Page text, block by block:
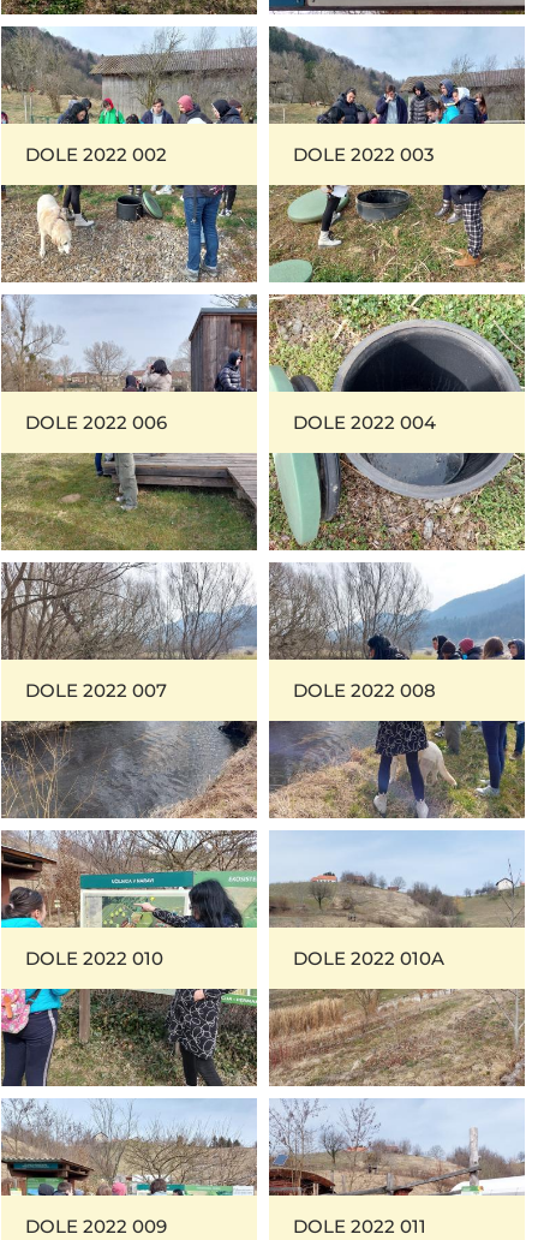
DOLE 2022 002 DOLE 2022 003
DOLE 2022 006 DOLE 2022 004
DOLE 2022 007 DOLE 2022 008
DOLE 2022 010 DOLE 2022 010A
DOLE 2022 009 DOLE 2022 011